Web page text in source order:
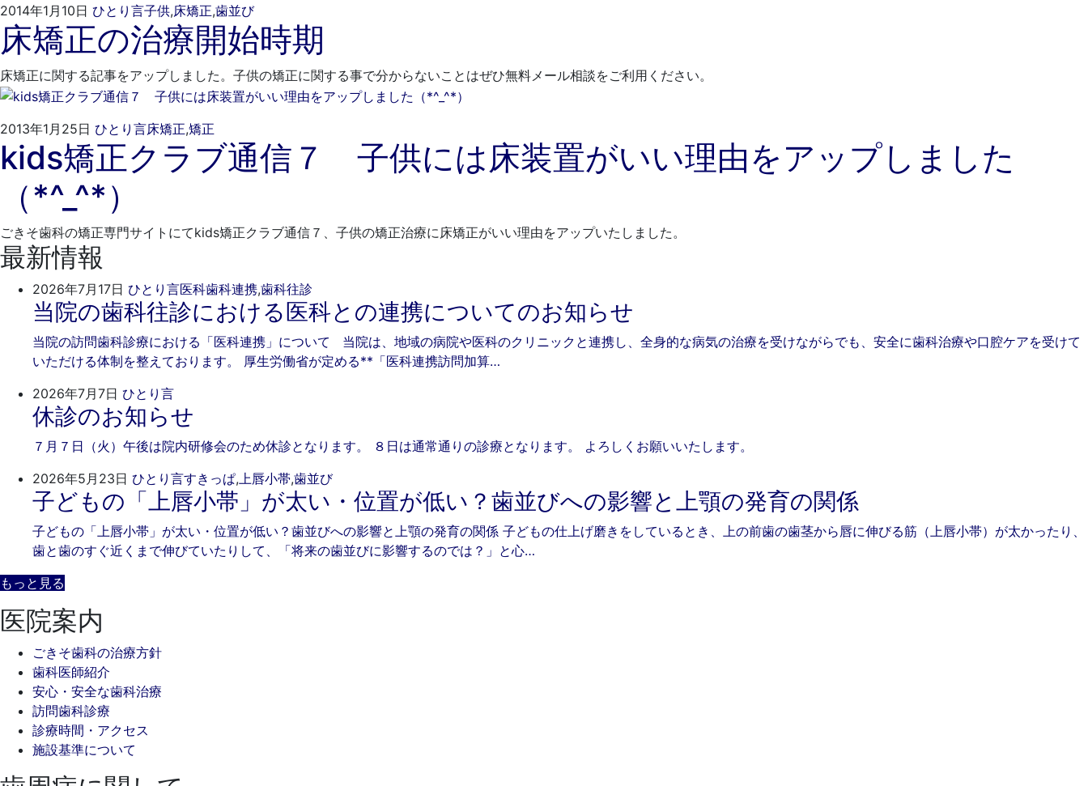
2014年1月10日 ひとり言子供,床矯正,歯並び2022
年
3
月
16
日
ご
き
そ
歯
科
床矯正の治療開始時期
床矯正に関する記事をアップしました。子供の矯正に関する事で分からないことはぜひ無料メール相談をご利用ください。
2013年1月25日 ひとり言床矯正,矯正
年
3
日
き
そ
kids矯正クラブ通信７ 子供には床装置がいい理由をアップしました
（*^_^*）
ごきそ歯科の矯正専門サイトにてkids矯正クラブ通信７、子供の矯正治療に床矯正がいい理由をアップいたしました。
最新情報
2026年7月17日 ひとり言医科歯科連携,歯科往診
年
7
月
17
き
そ
歯
科
当院の歯科往診における医科との連携についてのお知らせ
当院の訪問歯科診療における「医科連携」について 当院は、地域の病院や医科のクリニックと連携し、全身的な病気の治療を受けながらでも、安全に歯科治療や口腔ケアを受けて
いただける体制を整えております。 厚生労働省が定める**「医科連携訪問加算…
2026年7月7日 ひとり言2026
年
7
月
7
日
ご
き
そ
歯
科
休診のお知らせ
７月７日（火）午後は院内研修会のため休診となります。 ８日は通常通りの診療となります。 よろしくお願いいたします。
2026年5月23日 ひとり言すきっぱ, 上唇小帯,歯並び2026
年
月
23
ご
き
歯
科
子どもの「上唇小帯」が太い・位置が低い？歯並びへの影響と上顎の発育の関係
子どもの「上唇小帯」が太い・位置が低い？歯並びへの影響と上顎の発育の関係 子どもの仕上げ磨きをしているとき、上の前歯の歯茎から唇に伸びる筋（上唇小帯）が太かったり、
歯と歯のすぐ近くまで伸びていたりして、「将来の歯並びに影響するのでは？」と心…
もっと見る
医院案内
ごきそ歯科の治療方針
歯科医師紹介
安心・安全な歯科治療
訪問歯科診療
診療時間・アクセス
施設基準について